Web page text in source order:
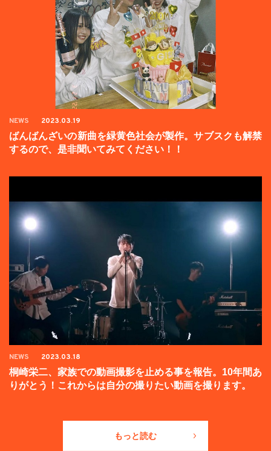
NEWS 2023.03.19
ばんばんざいの新曲を緑黄色社会が製作。サブスクも解禁
するので、是非聞いてみてください！！
NEWS 2023.03.18
桐崎栄二、家族での動画撮影を止める事を報告。10年間あ
りがとう！これからは自分の撮りたい動画を撮ります。
もっと読む